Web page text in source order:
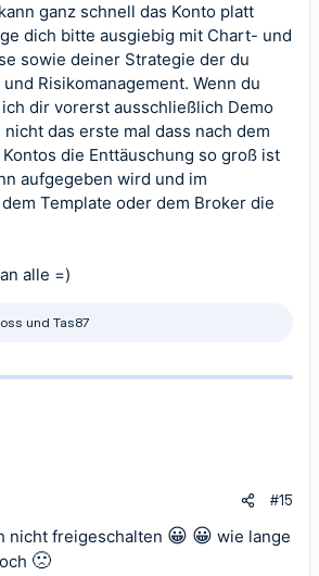
ganz schnell das Konto platt
dich bitte ausgiebig mit Chart- und
sowie deiner Strategie der du
Risikomanagement. Wenn du
dir vorerst ausschließlich Demo
das erste mal dass nach dem
die Enttäuschung so groß ist
aufgegeben wird und im
Template oder dem Broker die
alle =)
und Tas87
#15
nicht freigeschalten 😀 😀 wie lange
🙁